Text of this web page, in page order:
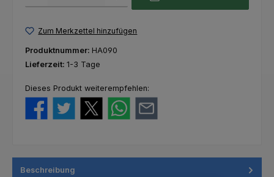
Zum Merkzettel hinzufügen
Produktnummer: HA090
Lieferzeit: 1-3 Tage
Dieses Produkt weiterempfehlen:
Beschreibung